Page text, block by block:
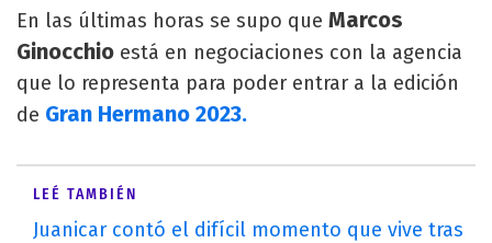
En las últimas horas se supo que Marcos
Ginocchio está en negociaciones con la agencia
que lo representa para poder entrar a la edición
de Gran Hermano 2023.
LEÉ TAMBIÉN
Juanicar contó el difícil momento que vive tras